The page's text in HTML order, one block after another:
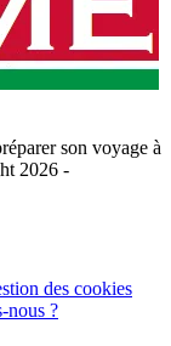
son voyage à
2026 -
des cookies
nous ?